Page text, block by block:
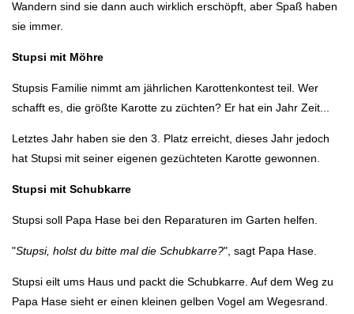
Wandern sind sie dann auch wirklich erschöpft, aber Spaß haben
sie immer.
Stupsi mit Möhre
Stupsis Familie nimmt am jährlichen Karottenkontest teil. Wer
schafft es, die größte Karotte zu züchten? Er hat ein Jahr Zeit...
Letztes Jahr haben sie den 3. Platz erreicht, dieses Jahr jedoch
hat Stupsi mit seiner eigenen gezüchteten Karotte gewonnen.
Stupsi mit Schubkarre
Stupsi soll Papa Hase bei den Reparaturen im Garten helfen.
"Stupsi, holst du bitte mal die Schubkarre?", sagt Papa Hase.
Stupsi eilt ums Haus und packt die Schubkarre. Auf dem Weg zu
Papa Hase sieht er einen kleinen gelben Vogel am Wegesrand.